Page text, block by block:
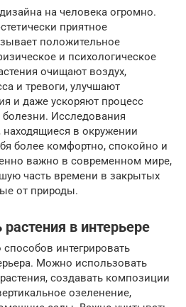
на человека огромно.
приятное
положительное
и психологическое
очищают воздух,
и тревоги, улучшают
и даже ускоряют процесс
Исследования
в окружении
более комфортно, спокойно и
важно в современном мире,
часть времени в закрытых
от природы.
в интерьере
интегрировать
Можно использовать
создавать композиции
озеленение,